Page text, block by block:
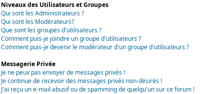
Niveaux des Utilisateurs et Groupes
Qui sont les Administrateurs ?
Qui sont les Modérateurs?
Que sont les groupes d'utilisateurs ?
Comment puis-je joindre un groupe d'utilisateurs ?
Comment puis-je devenir le modérateur d'un groupe d'utilisateurs ?
Messagerie Privée
Je ne peux pas envoyer de messages privés !
Je continue de recevoir des messages privés non-désirés !
J'ai reçu un e-mail abusif ou de spamming de quelqu'un sur ce forum !